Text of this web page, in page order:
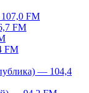
FM
FM
FM
— 104,4